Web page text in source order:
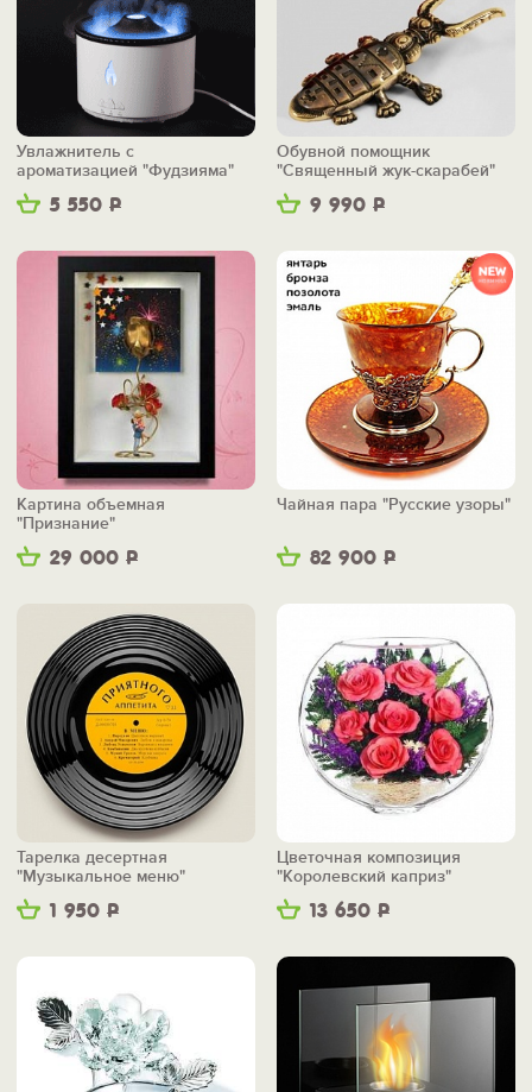
5 550 Р
Увлажнитель с
ароматизацией "Фудзияма"
9 990 Р
Обувной помощник
"Священный жук-скарабей"
29 000 Р
Картина объемная
"Признание"
82 900 Р
Чайная пара "Русские узоры"
1 950 Р
Тарелка десертная
"Музыкальное меню"
13 650 Р
Цветочная композиция
"Королевский каприз"